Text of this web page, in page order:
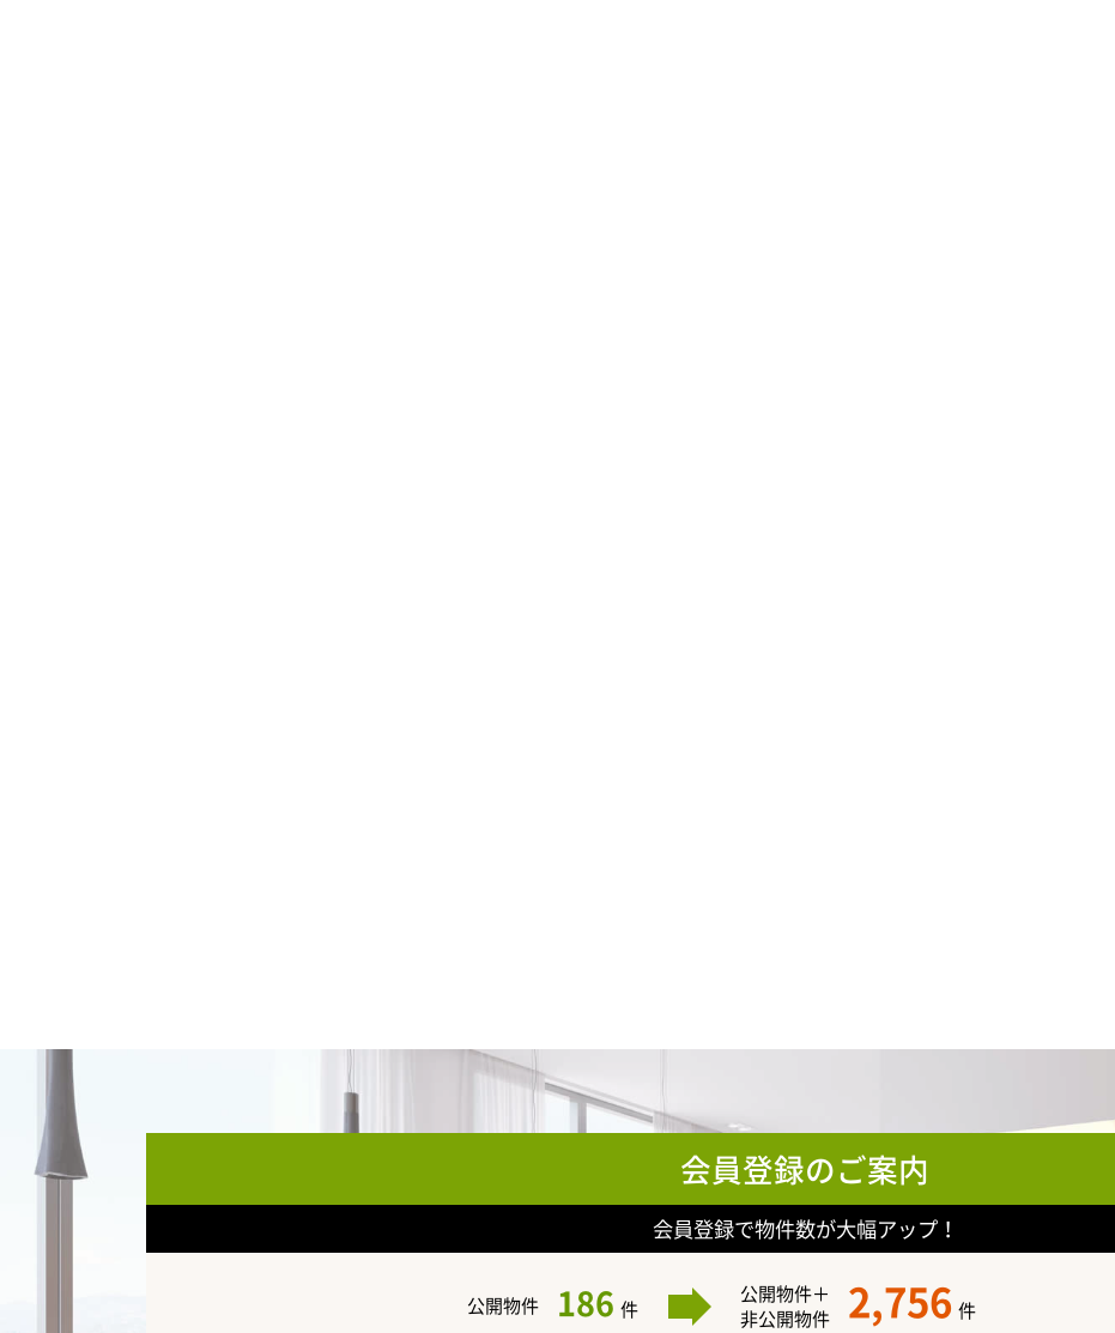
会員登録のご案内
会員登録で物件数が大幅アップ！
公開物件 186 件
公開物件＋
非公開物件
2,756 件